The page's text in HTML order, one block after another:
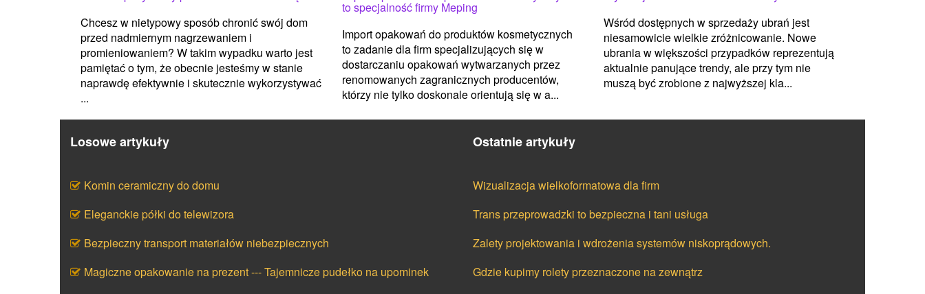
Chcesz w nietypowy sposób chronić swój dom
przed nadmiernym nagrzewaniem i
promieniowaniem? W takim wypadku warto jest
pamiętać o tym, że obecnie jesteśmy w stanie
naprawdę efektywnie i skutecznie wykorzystywać
...
to specjalność firmy Meping
Import opakowań do produktów kosmetycznych
to zadanie dla firm specjalizujących się w
dostarczaniu opakowań wytwarzanych przez
renomowanych zagranicznych producentów,
którzy nie tylko doskonale orientują się w a...
Wśród dostępnych w sprzedaży ubrań jest
niesamowicie wielkie zróżnicowanie. Nowe
ubrania w większości przypadków reprezentują
aktualnie panujące trendy, ale przy tym nie
muszą być zrobione z najwyższej kla...
Losowe artykuły
Komin ceramiczny do domu
Eleganckie półki do telewizora
Bezpieczny transport materiałów niebezpiecznych
Magiczne opakowanie na prezent --- Tajemnicze pudełko na upominek
Ostatnie artykuły
Wizualizacja wielkoformatowa dla firm
Trans przeprowadzki to bezpieczna i tani usługa
Zalety projektowania i wdrożenia systemów niskoprądowych.
Gdzie kupimy rolety przeznaczone na zewnątrz